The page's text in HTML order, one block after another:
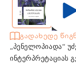
„პენელოპიადა“
ინტერპრეტაციას
გადახედე